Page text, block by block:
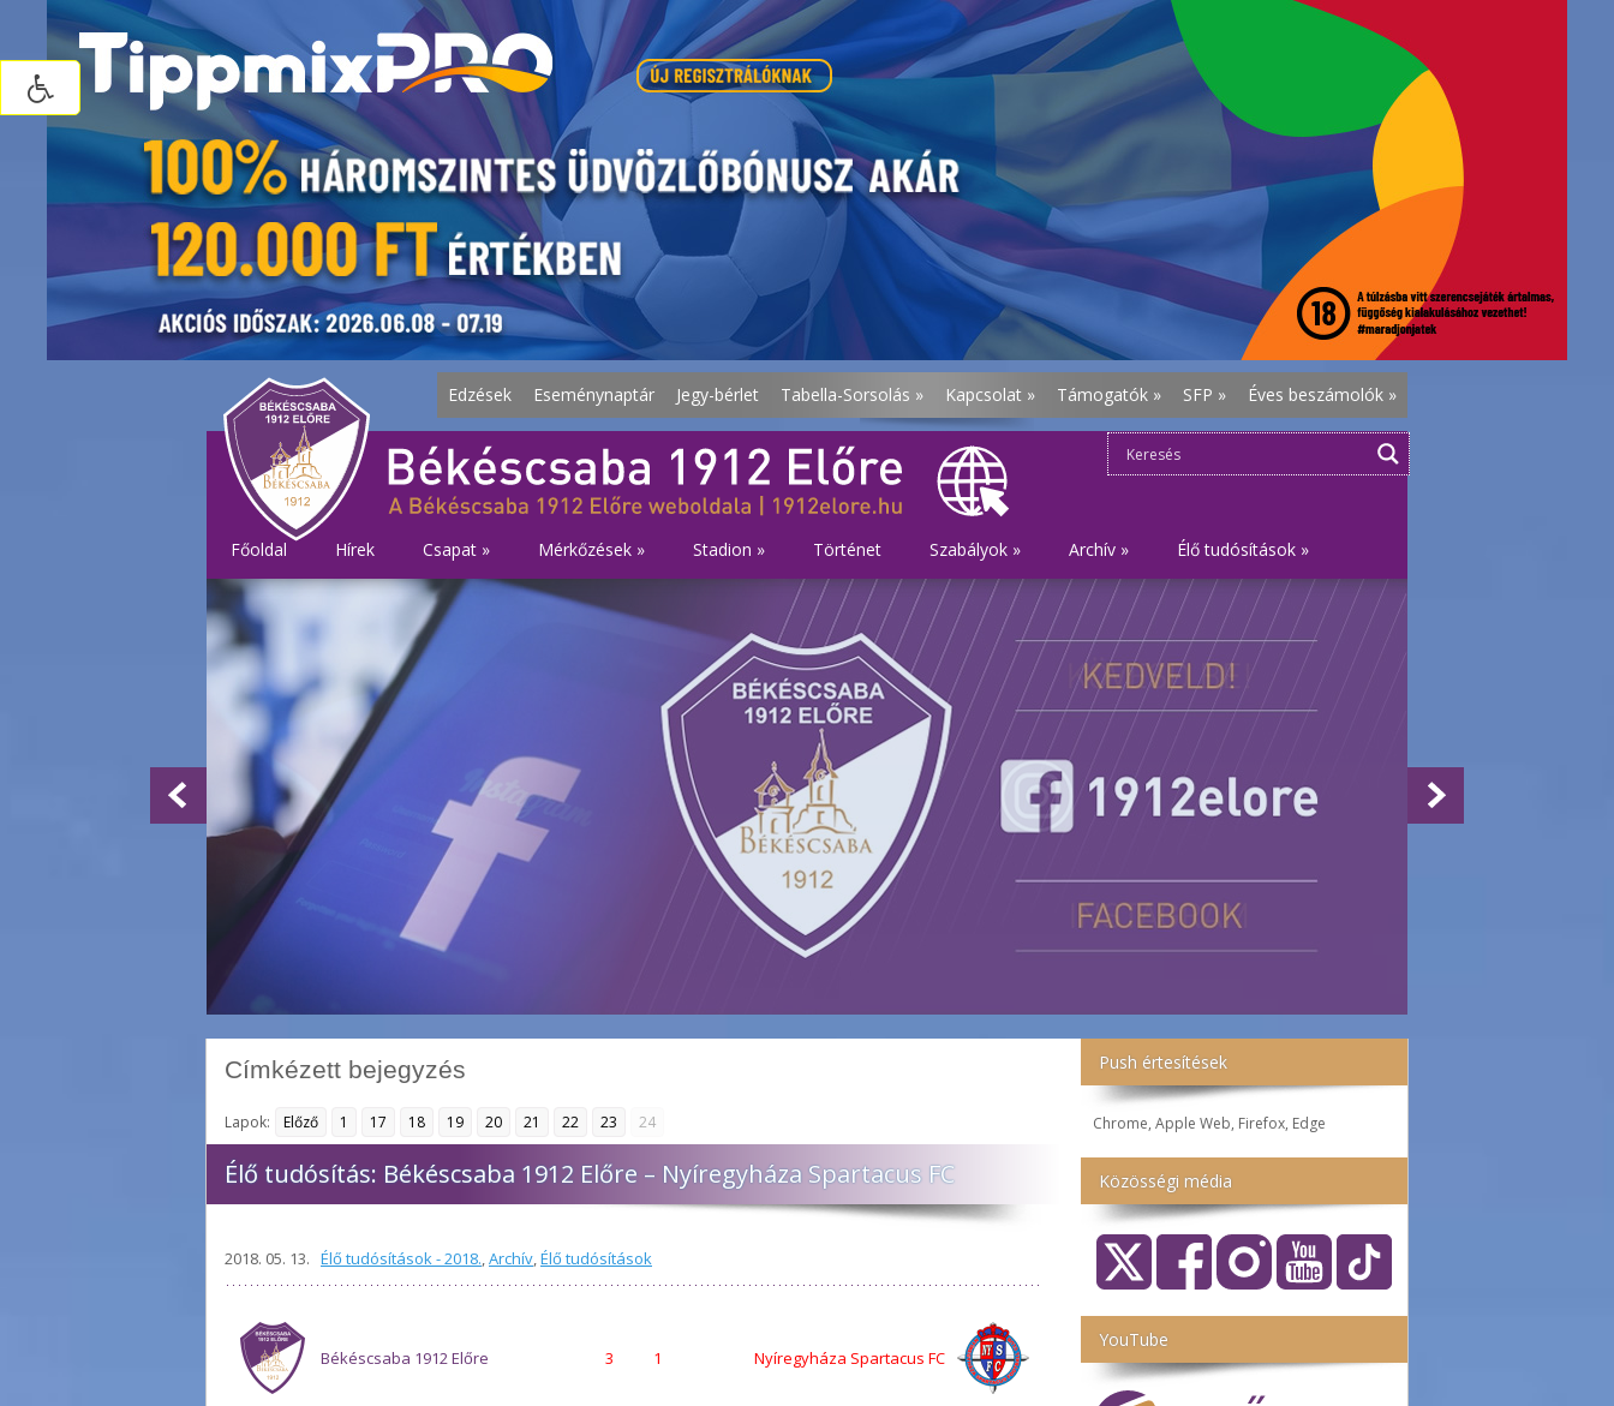
Edzések Eseménynaptár Jegy-bérlet Tabella-Sorsolás » Kapcsolat » Támogatók » SFP » Éves beszámolók »
Főoldal Hírek Csapat » Mérkőzések » Stadion » Történet Szabályok » Archív » Élő tudósítások »
Push értesítések
Chrome, Apple Web, Firefox, Edge
Közösségi média
YouTube
Címkézett bejegyzés
Lapok: Előző 1 17 18 19 20 21 22 23 24
Élő tudósítás: Békéscsaba 1912 Előre – Nyíregyháza Spartacus FC
2018. 05. 13. Élő tudósítások - 2018.,Archív,Élő tudósítások
Békéscsaba 1912 Előre 3 Nyíregyháza Spartacus FC
1